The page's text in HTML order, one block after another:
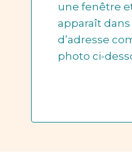
une fenêtre
apparaît dans
d’adresse
photo ci-